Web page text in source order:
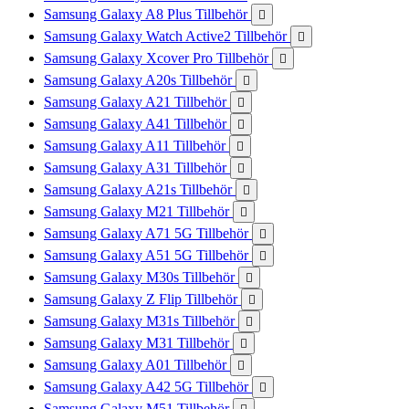
Samsung Galaxy A8 Plus Tillbehör

Samsung Galaxy Watch Active2 Tillbehör 
Samsung Galaxy Xcover Pro Tillbehör 
Samsung Galaxy A20s Tillbehör 
Samsung Galaxy A21 Tillbehör 
Samsung Galaxy A41 Tillbehör 
Samsung Galaxy A11 Tillbehör 
Samsung Galaxy A31 Tillbehör 
Samsung Galaxy A21s Tillbehör 
Samsung Galaxy M21 Tillbehör 
Samsung Galaxy A71 5G Tillbehör 
Samsung Galaxy A51 5G Tillbehör 
Samsung Galaxy M30s Tillbehör 
Samsung Galaxy Z Flip Tillbehör 
Samsung Galaxy M31s Tillbehör 
Samsung Galaxy M31 Tillbehör 
Samsung Galaxy A01 Tillbehör 
Samsung Galaxy A42 5G Tillbehör 